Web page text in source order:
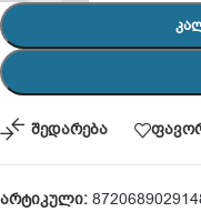
შედარება
არტიკული: